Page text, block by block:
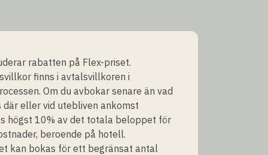
rabatten på Flex-priset.
finns i avtalsvillkoren i
Om du avbokar senare än vad
där eller vid utebliven ankomst
högst 10% av det totala beloppet för
beroende på hotell.
kan bokas för ett begränsat antal